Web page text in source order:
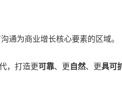
通为商业增长核心要素的区域。
，打造更可靠、更自然、更具可